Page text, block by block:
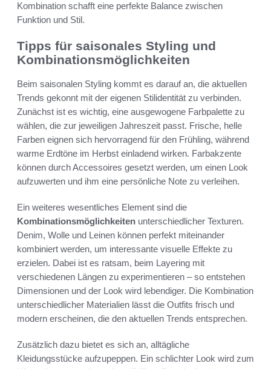
Kombination schafft eine perfekte Balance zwischen
Funktion und Stil.
Tipps für saisonales Styling und
Kombinationsmöglichkeiten
Beim saisonalen Styling kommt es darauf an, die aktuellen
Trends gekonnt mit der eigenen Stilidentität zu verbinden.
Zunächst ist es wichtig, eine ausgewogene Farbpalette zu
wählen, die zur jeweiligen Jahreszeit passt. Frische, helle
Farben eignen sich hervorragend für den Frühling, während
warme Erdtöne im Herbst einladend wirken. Farbakzente
können durch Accessoires gesetzt werden, um einen Look
aufzuwerten und ihm eine persönliche Note zu verleihen.
Ein weiteres wesentliches Element sind die
Kombinationsmöglichkeiten unterschiedlicher Texturen.
Denim, Wolle und Leinen können perfekt miteinander
kombiniert werden, um interessante visuelle Effekte zu
erzielen. Dabei ist es ratsam, beim Layering mit
verschiedenen Längen zu experimentieren – so entstehen
Dimensionen und der Look wird lebendiger. Die Kombination
unterschiedlicher Materialien lässt die Outfits frisch und
modern erscheinen, die den aktuellen Trends entsprechen.
Zusätzlich dazu bietet es sich an, alltägliche
Kleidungsstücke aufzupeppen. Ein schlichter Look wird zum